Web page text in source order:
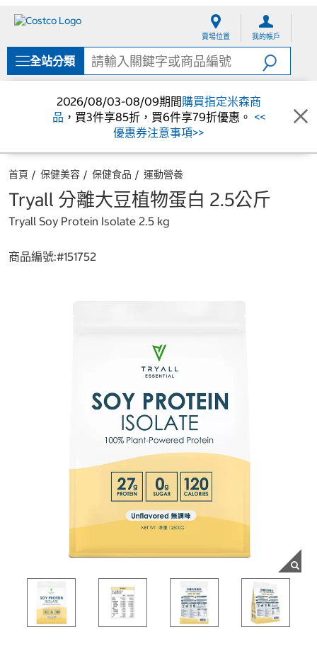
單
賣場位置 我的帳戶
全站分類
2026/08/03-08/09期間購買指定米森商
品 ，買3件享85折，買6件享79折優惠。 <<
優惠券注意事項>>
首頁 保健美容 保健食品 運動營養
Tryall 分離大豆植物蛋白 2.5公斤
Tryall Soy Protein Isolate 2.5 kg
商品編號:#151752